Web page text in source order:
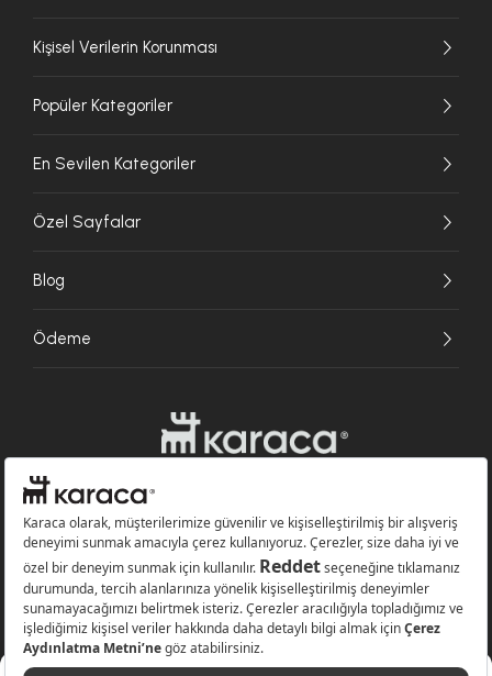
Kişisel Verilerin Korunması
Popüler Kategoriler
En Sevilen Kategoriler
Özel Sayfalar
Blog
Ödeme
Websitesinde kullanılan bazı görseller yapay zekâ (AI) ile üretilmiştir.
Karaca.com © 2026 - Karaca Züccaciye A.Ş. Tüm hakları saklıdır.